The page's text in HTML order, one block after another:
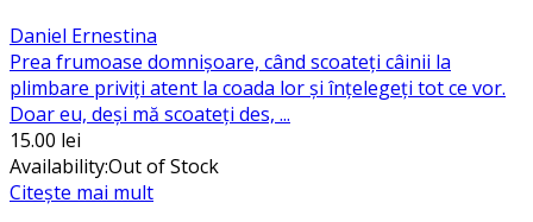
Daniel Ernestina
Prea frumoase domnișoare, când scoateți câinii la
plimbare priviți atent la coada lor și înțelegeți tot ce vor.
Doar eu, deși mă scoateți des, ...
15.00 lei
Availability:Out of Stock
Citește mai mult